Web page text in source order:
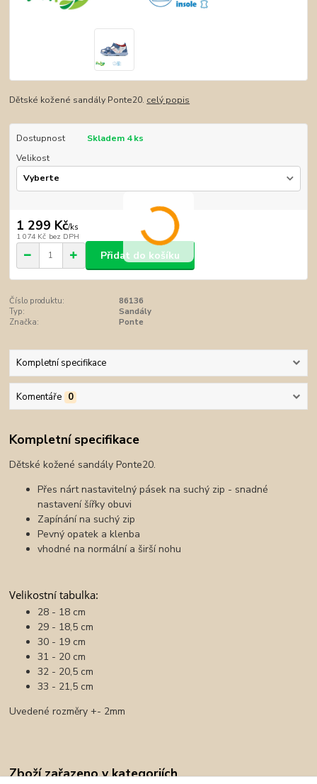
Dětské kožené sandály Ponte20. celý popis
Dostupnost
Skladem 4 ks
Velikost
1 299 Kč/ks
1 074 Kč bez DPH
Přidat do košíku
Číslo produktu:
86136
Typ:
Sandály
Značka:
Ponte
Kompletní specifikace
Komentáře 0
Kompletní specifikace
Dětské kožené sandály Ponte20.
Přes nárt nastavitelný pásek na suchý zip - snadné
nastavení šířky obuvi
Zapínání na suchý zip
Pevný opatek a klenba
vhodné na normální a širší nohu
Velikostní tabulka:
28 - 18 cm
29 - 18,5 cm
30 - 19 cm
31 - 20 cm
32 - 20,5 cm
33 - 21,5 cm
Uvedené rozměry +- 2mm
Zboží zařazeno v kategoriích